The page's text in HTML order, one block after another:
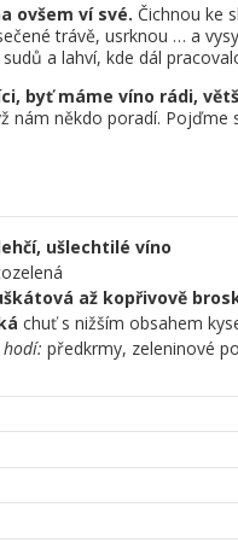
ovšem ví své. Čichnou ke
trávě, usrknou … a
a lahví, kde dál
byť máme víno rádi,
nám někdo poradí.
ušlechtilé víno
až kopřivově
chuť s nižším obsahem
předkrmy, zeleninové